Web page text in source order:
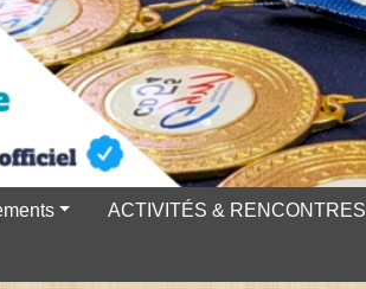
ACTIVITÉS & RENCONTRES